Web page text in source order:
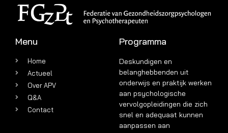
Menu
Home
Actueel
Over APV
Q&A
Contact
Programma
Deskundigen en
belanghebbenden uit
onderwijs en praktijk werken
aan psychologische
vervolgopleidingen die zich
snel en adequaat kunnen
aanpassen aan